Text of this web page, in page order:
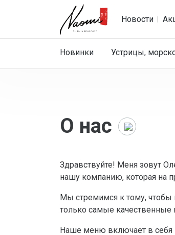
Новости
Новинки Устрицы,
О нас
Здравствуйте! Меня зовут
нашу компанию, которая на
Мы стремимся к тому, чтобы
только самые
Наше меню включает в себя